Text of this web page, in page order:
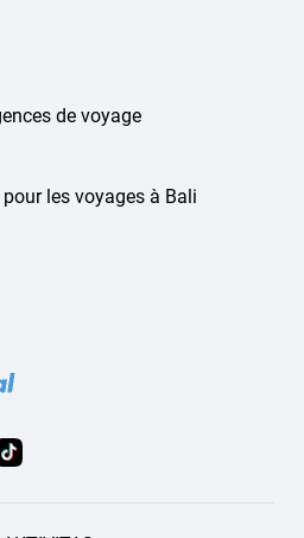
de voyage
les voyages à Bali